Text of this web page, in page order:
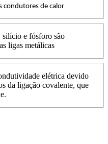
condutores de calor
silício e fósforo são
ligas metálicas
elétrica devido
da ligação covalente, que